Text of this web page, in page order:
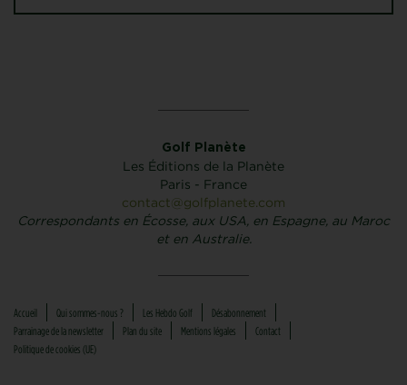
Golf Planète
Les Éditions de la Planète
Paris - France
contact@golfplanete.com
Correspondants en Écosse, aux USA, en Espagne, au Maroc
et en Australie.
Accueil Qui sommes-nous ? Les Hebdo Golf
Désabonnement
Parrainage de la newsletter
Plan du site Mentions légales
Contact
Politique de cookies (UE)